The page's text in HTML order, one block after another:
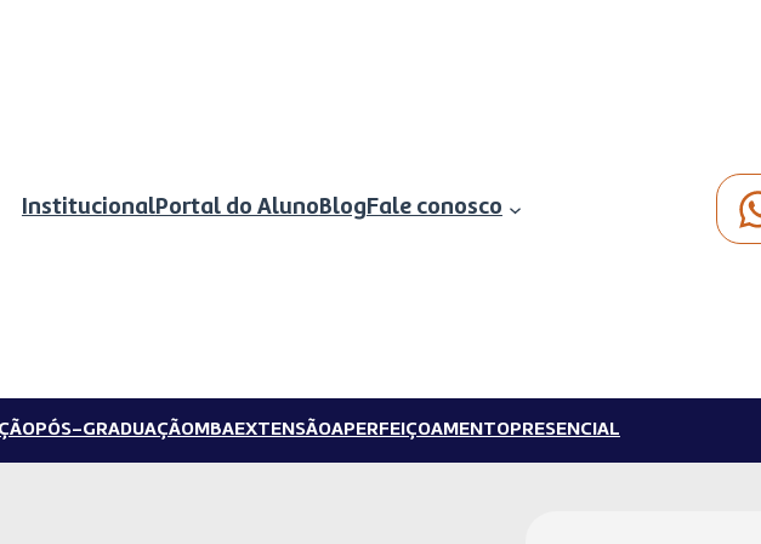
InstitucionalPortal do AlunoBlogFale conosco
PÓS-GRADUAÇÃOMBAEXTENSÃOAPERFEIÇOAMENTOPRESENCIAL